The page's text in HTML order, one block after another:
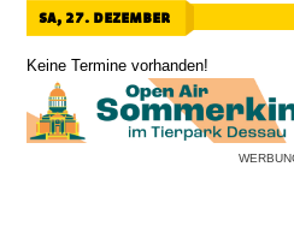
sa, 27. dezember
Keine Termine vorhanden!